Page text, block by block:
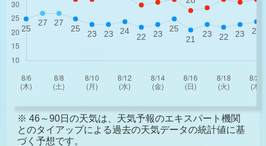
※ 46～90日の天気は、天気予報のエキスパート機関
とのタイアップによる過去の天気データの統計値に基
づく予想です。